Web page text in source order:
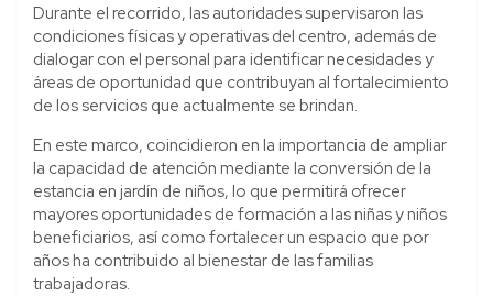
Durante el recorrido, las autoridades supervisaron las
condiciones físicas y operativas del centro, además de
dialogar con el personal para identificar necesidades y
áreas de oportunidad que contribuyan al fortalecimiento
de los servicios que actualmente se brindan.
En este marco, coincidieron en la importancia de ampliar
la capacidad de atención mediante la conversión de la
estancia en jardín de niños, lo que permitirá ofrecer
mayores oportunidades de formación a las niñas y niños
beneficiarios, así como fortalecer un espacio que por
años ha contribuido al bienestar de las familias
trabajadoras.